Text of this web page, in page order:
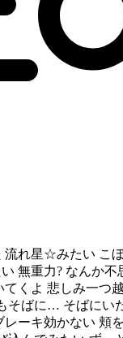
流れ星☆みたい こ
無重力? なんか不
てくよ 悲しみ一つ
そばに… そばにい
レーキ効かない 頬